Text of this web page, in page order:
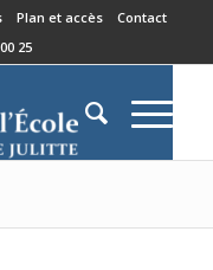
Plan et accès
Contact
25